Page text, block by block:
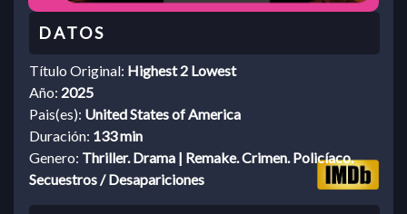
Título Original: Highest 2 Lowest
Año: 2025
Pais(es): United States of America
Duración: 133 min
Genero: Thriller. Drama | Remake. Crimen. Policíaco.
Secuestros / Desapariciones